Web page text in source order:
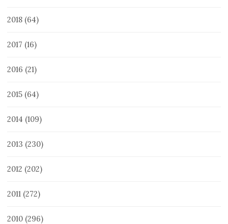
2018 (64)
2017 (16)
2016 (21)
2015 (64)
2014 (109)
2013 (230)
2012 (202)
2011 (272)
2010 (296)